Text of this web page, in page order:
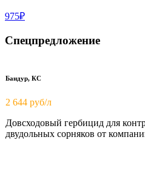
975₽
Спецпредложение
Бандур, КС
2 644 руб/л
Довсходовый гербицид для
двудольных сорняков от